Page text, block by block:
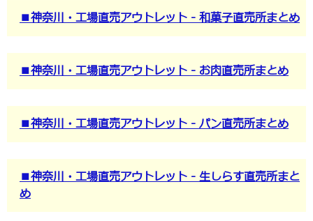
■神奈川・工場直売アウトレット - 和菓子直売所まとめ
■神奈川・工場直売アウトレット - お肉直売所まとめ
■神奈川・工場直売アウトレット - パン直売所まとめ
■神奈川・工場直売アウトレット - 生しらす直売所まと
め